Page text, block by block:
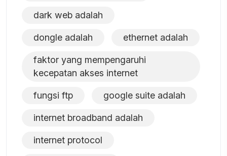
dark web adalah
dongle adalah ethernet adalah
faktor yang mempengaruhi
kecepatan akses internet
fungsi ftp google suite adalah
internet broadband adalah
internet protocol